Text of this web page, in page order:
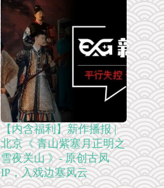
【内含福利】新作播报 |
北京《 青山紫塞月正明之
雪夜关山 》- 原创古风
IP，入戏边塞风云